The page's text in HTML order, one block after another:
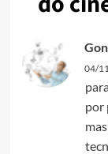
04/
por